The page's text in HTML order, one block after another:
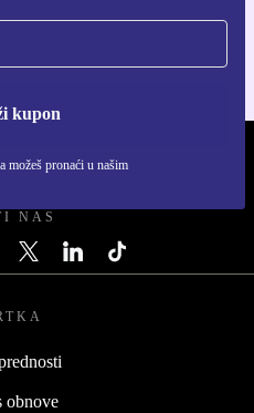
kupon
možeš pronaći u našim
- RETHINK NEW.
NAS
obnove